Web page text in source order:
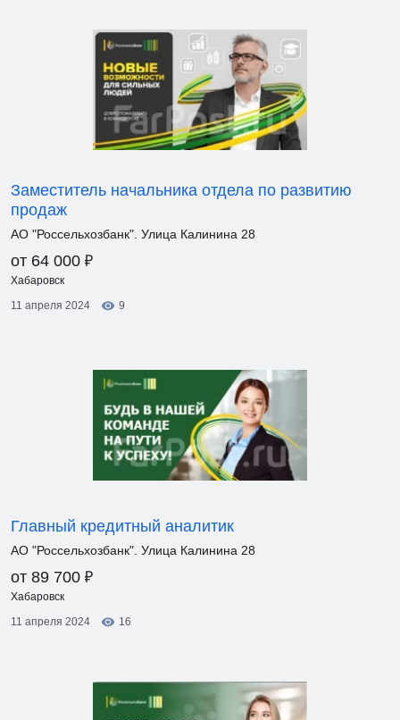
Заместитель начальника отдела по развитию
продаж
АО "Россельхозбанк". Улица Калинина 28
от 64 000 ₽
Хабаровск
11 апреля 2024
9
Главный кредитный аналитик
АО "Россельхозбанк". Улица Калинина 28
от 89 700 ₽
Хабаровск
11 апреля 2024
16